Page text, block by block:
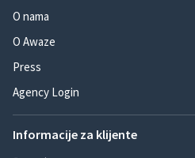
O nama
O Awaze
Press
Agency Login
Informacije za klijente